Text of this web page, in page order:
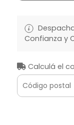
Confianza y
Calculá el